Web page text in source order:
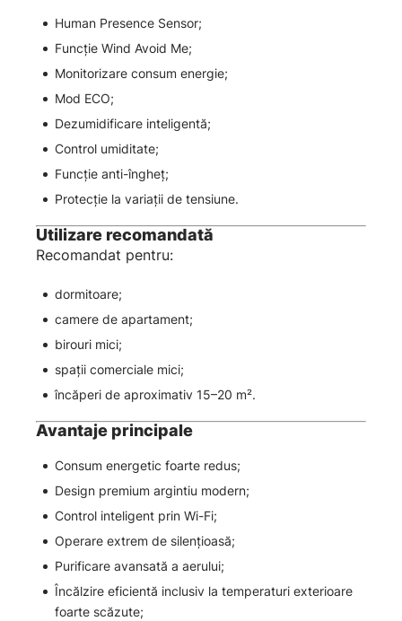
Human Presence Sensor;
Funcție Wind Avoid Me;
Monitorizare consum energie;
Mod ECO;
Dezumidificare inteligentă;
Control umiditate;
Funcție anti-îngheț;
Protecție la variații de tensiune.
Utilizare recomandată
Recomandat pentru:
dormitoare;
camere de apartament;
birouri mici;
spații comerciale mici;
încăperi de aproximativ 15–20 m².
Avantaje principale
Consum energetic foarte redus;
Design premium argintiu modern;
Control inteligent prin Wi-Fi;
Operare extrem de silențioasă;
Purificare avansată a aerului;
Încălzire eficientă inclusiv la temperaturi exterioare
foarte scăzute;